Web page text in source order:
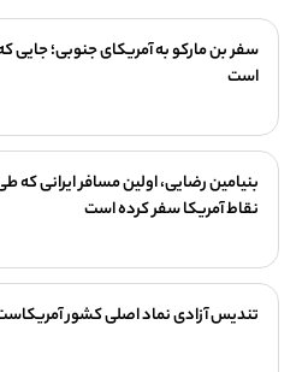
سفر بن مارکو به آمریکای جنوبی؛ جایی
است
نقاط آمریکا سفر کرده است
تندیس آزادی نماد اصلی کشور